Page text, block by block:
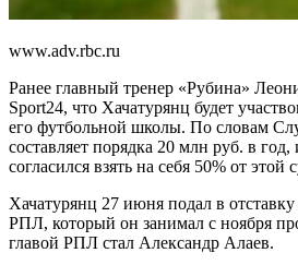
www.adv.rbc.ru
Ранее главный тренер «Рубина»
Sport24, что Хачатурянц будет
его футбольной школы. По словам
составляет порядка 20 млн руб. в
согласился взять на себя 50% от этой
Хачатурянц 27 июня подал в отставку
РПЛ, который он занимал с ноября
главой РПЛ стал Александр Алаев.